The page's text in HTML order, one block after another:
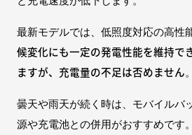
最新モデルでは、低照度対応の高性
候変化にも一定の発電性能を維持で
ますが、充電量の不足は否めません。
曇天や雨天が続く時は、モバイルバ
源や充電池との併用がおすすめです。